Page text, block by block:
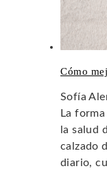
Cómo
Sofía
La
la salud
calzado
diario,